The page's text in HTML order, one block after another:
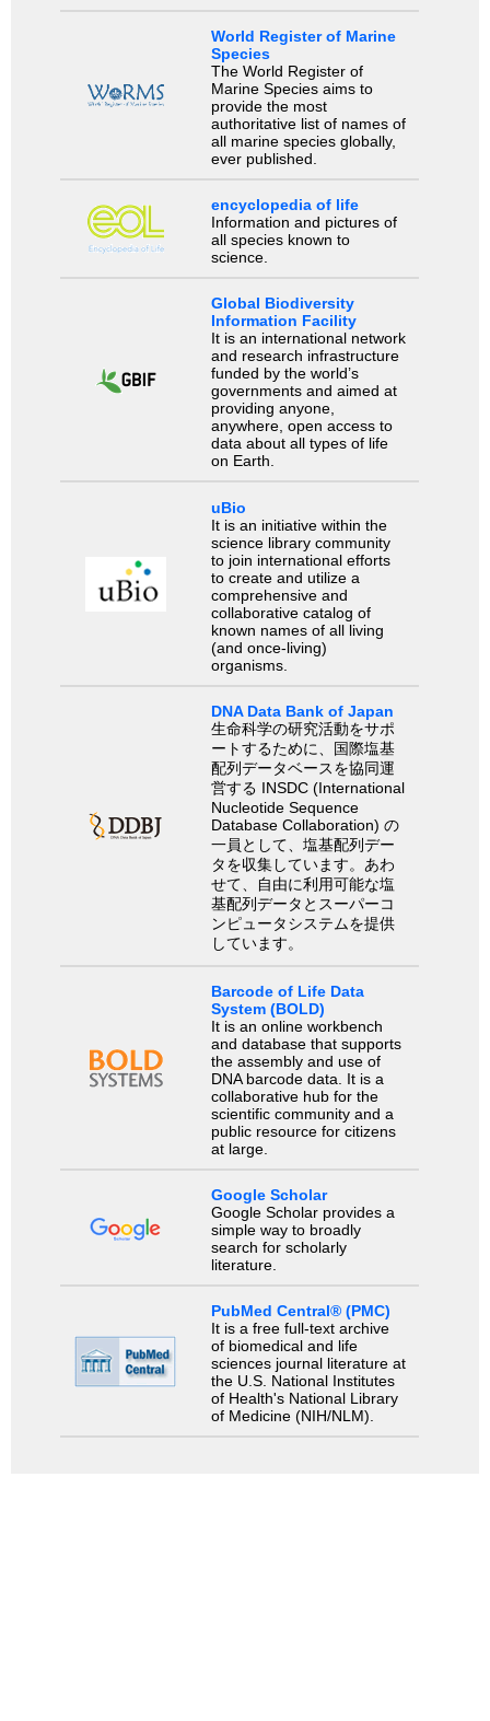
World Register of Marine
Species
The World Register of
Marine Species aims to
provide the most
authoritative list of names of
all marine species globally,
ever published.
encyclopedia of life
Information and pictures of
all species known to
science.
Global Biodiversity
Information Facility
It is an international network
and research infrastructure
funded by the world’s
governments and aimed at
providing anyone,
anywhere, open access to
data about all types of life
on Earth.
uBio
It is an initiative within the
science library community
to join international efforts
to create and utilize a
comprehensive and
collaborative catalog of
known names of all living
(and once-living)
organisms.
DNA Data Bank of Japan
生命科学の研究活動をサポ
ートするために、国際塩基
配列データベースを協同運
営する INSDC (International
Nucleotide Sequence
Database Collaboration) の
一員として、塩基配列デー
タを収集しています。あわ
せて、自由に利用可能な塩
基配列データとスーパーコ
ンピュータシステムを提供
しています。
Barcode of Life Data
System (BOLD)
It is an online workbench
and database that supports
the assembly and use of
DNA barcode data. It is a
collaborative hub for the
scientific community and a
public resource for citizens
at large.
Google Scholar
Google Scholar provides a
simple way to broadly
search for scholarly
literature.
PubMed Central® (PMC)
It is a free full-text archive
of biomedical and life
sciences journal literature at
the U.S. National Institutes
of Health's National Library
of Medicine (NIH/NLM).